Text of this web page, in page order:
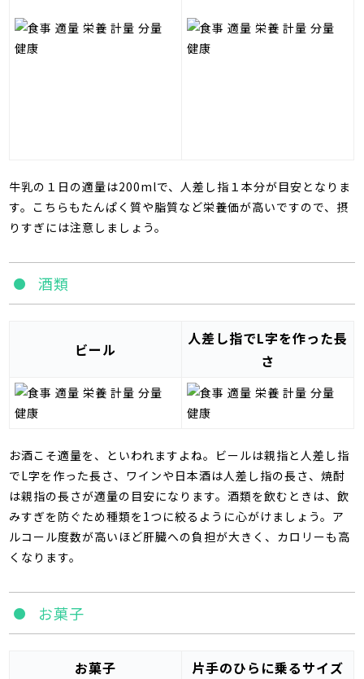
牛乳の１日の適量は200mlで、人差し指１本分が目安となりま
す。こちらもたんぱく質や脂質など栄養価が高いですので、摂
りすぎには注意しましょう。
酒類
ビール
人差し指でL字を作った長
さ
お酒こそ適量を、といわれますよね。ビールは親指と人差し指
でL字を作った長さ、ワインや日本酒は人差し指の長さ、焼酎
は親指の長さが適量の目安になります。酒類を飲むときは、飲
みすぎを防ぐため種類を1つに絞るように心がけましょう。ア
ルコール度数が高いほど肝臓への負担が大きく、カロリーも高
くなります。
お菓子
お菓子 片手のひらに乗るサイズ